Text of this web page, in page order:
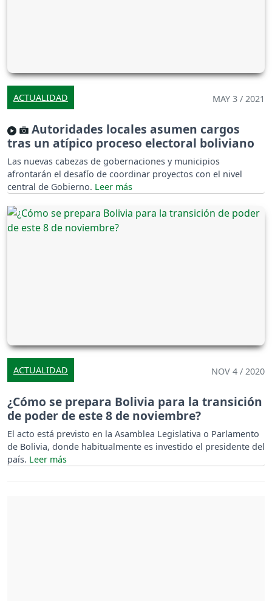
ACTUALIDAD MAY 3 / 2021
Autoridades locales asumen cargos
tras un atípico proceso electoral boliviano
Las nuevas cabezas de gobernaciones y municipios
afrontarán el desafío de coordinar proyectos con el nivel
central de Gobierno.
ACTUALIDAD NOV 4 / 2020
¿Cómo se prepara Bolivia para la transición
de poder de este 8 de noviembre?
El acto está previsto en la Asamblea Legislativa o Parlamento
de Bolivia, donde habitualmente es investido el presidente del
país.